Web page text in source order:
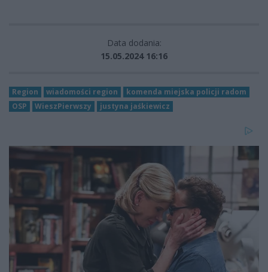
Data dodania:
15.05.2024 16:16
Region wiadomości region
komenda miejska policji radom
OSP
WieszPierwszy justyna jaśkiewicz